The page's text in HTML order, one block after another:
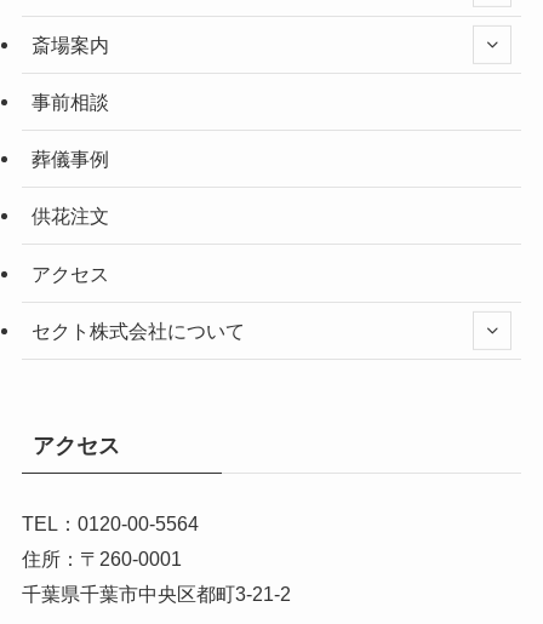
斎場案内
事前相談
葬儀事例
供花注文
アクセス
セクト株式会社について
アクセス
TEL：0120-00-5564
住所：〒260-0001
千葉県千葉市中央区都町3-21-2